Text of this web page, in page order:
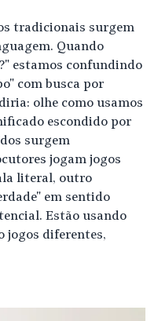
tradicionais surgem
Quando
estamos confundindo
com busca por
olhe como usamos
escondido por
surgem
jogam jogos
literal, outro
em sentido
Estão usando
jogos diferentes,